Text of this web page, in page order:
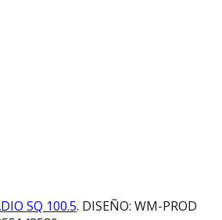
SQ 100.5. DISEÑO: WM-PROD